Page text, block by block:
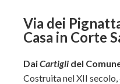
Via dei
Casa in Corte
DaiCartigli del
Costruita nel XII